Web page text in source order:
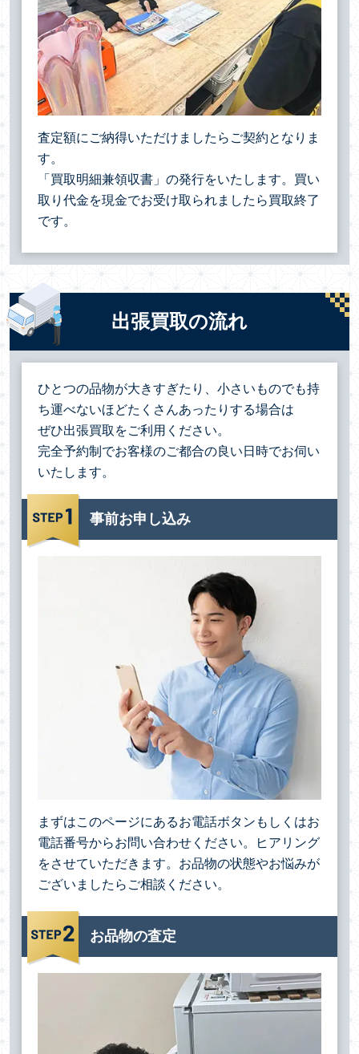
査定額にご納得いただけましたらご契約となりま
す。
「買取明細兼領収書」の発行をいたします。買い
取り代金を現金でお受け取られましたら買取終了
です。
出張買取の流れ
ひとつの品物が大きすぎたり、小さいものでも持
ち運べないほどたくさんあったりする場合は
ぜひ出張買取をご利用ください。
完全予約制でお客様のご都合の良い日時でお伺い
いたします。
事前お申し込み
まずはこのページにあるお電話ボタンもしくはお
電話番号からお問い合わせください。ヒアリング
をさせていただきます。お品物の状態やお悩みが
ございましたらご相談ください。
お品物の査定